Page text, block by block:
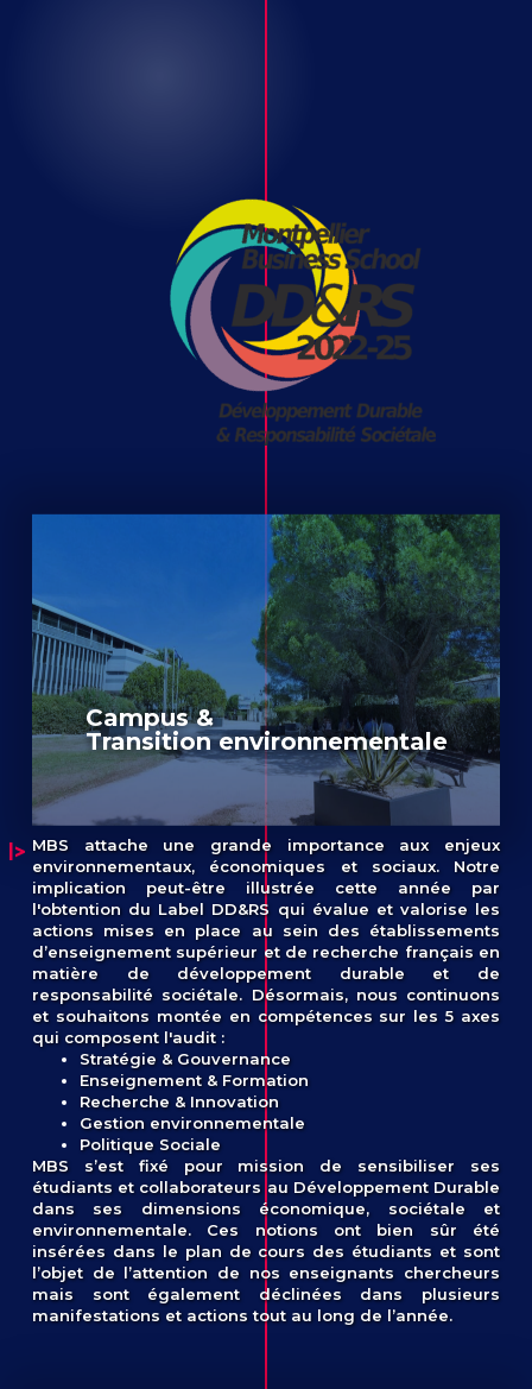
Campus &
Transition environnementale
MBS attache une grande importance aux enjeux
environnementaux, économiques et sociaux. Notre
implication peut-être illustrée cette année par
l'obtention du Label DD&RS qui évalue et valorise les
actions mises en place au sein des établissements
d’enseignement supérieur et de recherche français en
matière de développement durable et de
responsabilité sociétale. Désormais, nous continuons
et souhaitons montée en compétences sur les 5 axes
qui composent l'audit :
Stratégie & Gouvernance
Enseignement & Formation
Recherche & Innovation
Gestion environnementale
Politique Sociale
MBS s’est fixé pour mission de sensibiliser ses
étudiants et collaborateurs au Développement Durable
dans ses dimensions économique, sociétale et
environnementale. Ces notions ont bien sûr été
insérées dans le plan de cours des étudiants et sont
l’objet de l’attention de nos enseignants chercheurs
mais sont également déclinées dans plusieurs
manifestations et actions tout au long de l’année.